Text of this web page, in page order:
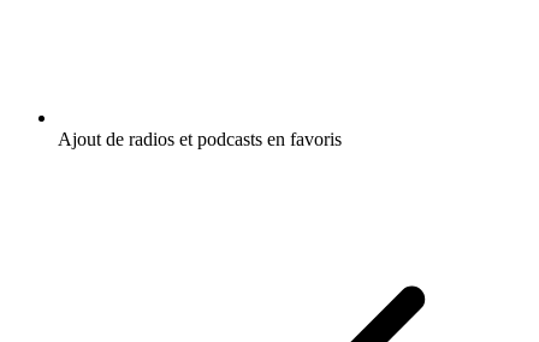
Ajout de radios et podcasts en favoris